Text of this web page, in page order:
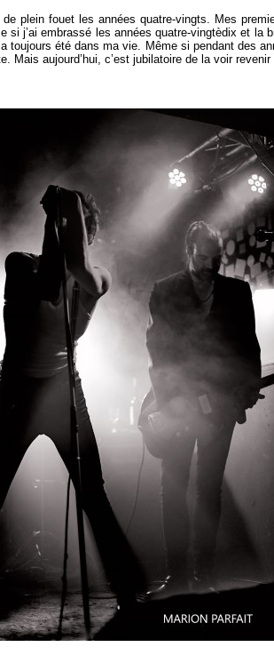
plein fouet les années quatre-vingts. Mes
si j’ai embrassé les années quatre-vingtèdix et la
toujours été dans ma vie. Même si pendant des
Mais aujourd’hui, c’est jubilatoire de la voir